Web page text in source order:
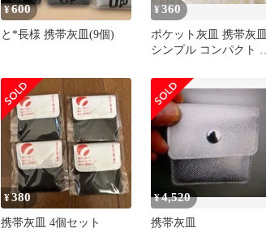
¥600
と*長様 携帯灰皿(9個)
¥360
ポケット灰皿 携帯灰皿
シンプル コンパクト 持
¥380
携帯灰皿 4個セット
¥4,520
携帯灰皿